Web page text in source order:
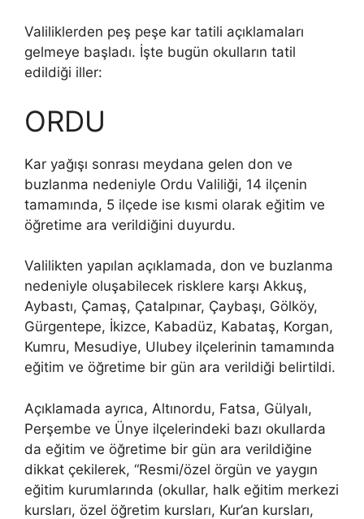
Valiliklerden peş peşe kar tatili açıklamaları
gelmeye başladı. İşte bugün okulların tatil
edildiği iller:
ORDU
Kar yağışı sonrası meydana gelen don ve
buzlanma nedeniyle Ordu Valiliği, 14 ilçenin
tamamında, 5 ilçede ise kısmi olarak eğitim ve
öğretime ara verildiğini duyurdu.
Valilikten yapılan açıklamada, don ve buzlanma
nedeniyle oluşabilecek risklere karşı Akkuş,
Aybastı, Çamaş, Çatalpınar, Çaybaşı, Gölköy,
Gürgentepe, İkizce, Kabadüz, Kabataş, Korgan,
Kumru, Mesudiye, Ulubey ilçelerinin tamamında
eğitim ve öğretime bir gün ara verildiği belirtildi.
Açıklamada ayrıca, Altınordu, Fatsa, Gülyalı,
Perşembe ve Ünye ilçelerindeki bazı okullarda
da eğitim ve öğretime bir gün ara verildiğine
dikkat çekilerek, “Resmi/özel örgün ve yaygın
eğitim kurumlarında (okullar, halk eğitim merkezi
kursları, özel öğretim kursları, Kur’an kursları,